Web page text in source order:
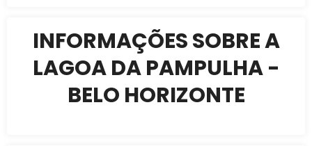
INFORMAÇÕES SOBRE A
LAGOA DA PAMPULHA -
BELO HORIZONTE